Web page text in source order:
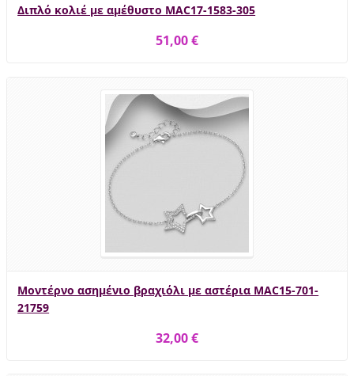
Διπλό κολιέ με αμέθυστο MAC17-1583-305
51,00 €
Μοντέρνο ασημένιο βραχιόλι με αστέρια MAC15-701-
21759
32,00 €